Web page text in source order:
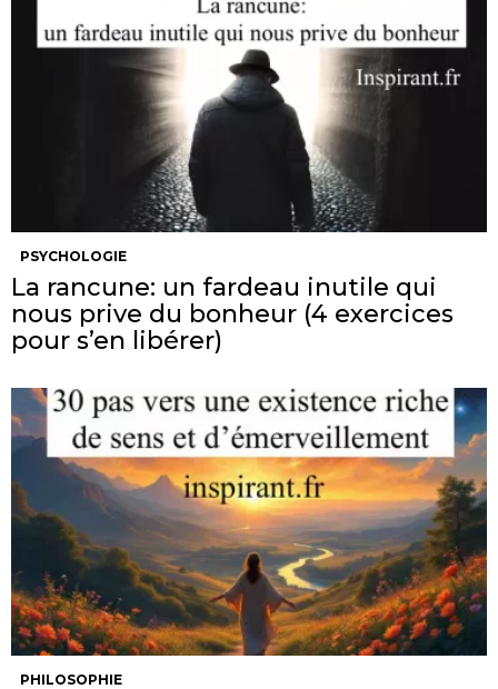
PSYCHOLOGIE
La rancune: un fardeau inutile qui
nous prive du bonheur (4 exercices
pour s’en libérer)
PHILOSOPHIE